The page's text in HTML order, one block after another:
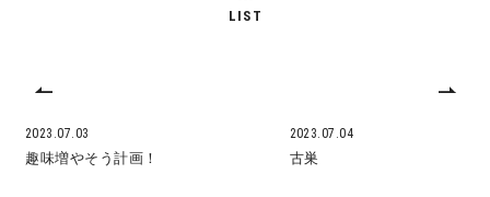
2023.07.03
趣味増やそう計画！
LIST
2023.07.04
古巣